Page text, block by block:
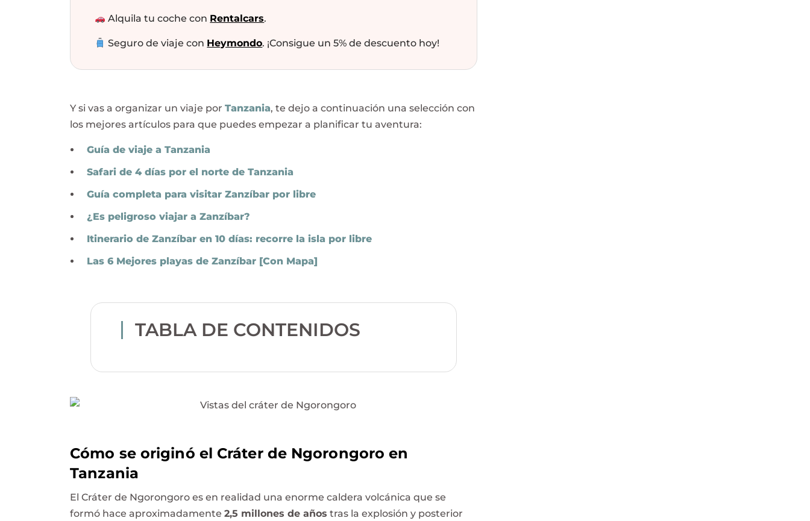
Alquila tu coche con Rentalcars.
Seguro de viaje con Heymondo. ¡Consigue un 5% de descuento hoy!
Y si vas a organizar un viaje porTanzania, te dejo a continuación una selección con
los mejores artículos para que puedes empezar a planificar tu aventura:
Guía de viaje a Tanzania
Safari de 4 días por el norte de Tanzania
Guía completa para visitar Zanzíbar por libre
¿Es peligroso viajar a Zanzíbar?
Itinerario de Zanzíbar en 10 días: recorre la isla por libre
Las 6 Mejores playas de Zanzíbar [Con Mapa]
TABLA DE CONTENIDOS
Cómo se originó el Cráter de Ngorongoro en
Tanzania
El Cráter de Ngorongoro es en realidad una enorme caldera volcánica que se
formó hace aproximadamente2,5 millones de años tras la explosión y posterior